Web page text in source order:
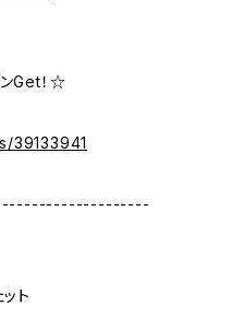
Get！☆
39133941
ト